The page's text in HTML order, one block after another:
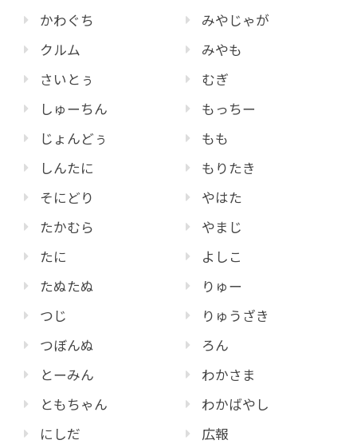
かわぐち
クルム
さいとぅ
しゅーちん
じょんどぅ
しんたに
そにどり
たかむら
たに
たぬたぬ
つじ
つぼんぬ
とーみん
ともちゃん
にしだ
みやじゃが
みやも
むぎ
もっちー
もも
もりたき
やはた
やまじ
よしこ
りゅー
りゅうざき
ろん
わかさま
わかばやし
広報